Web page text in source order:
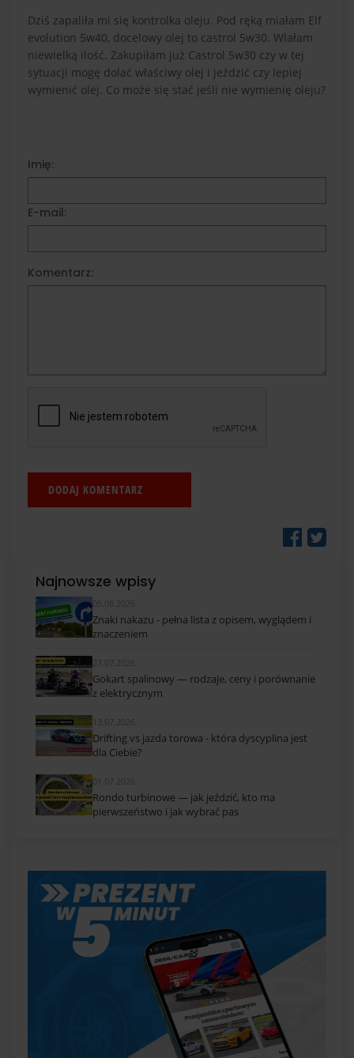
Dziś zapaliła mi się kontrolka oleju. Pod ręką miałam Elf
evolution 5w40, docelowy olej to castrol 5w30. Wlałam
niewielką ilość. Zakupiłam już Castrol 5w30 czy w tej
sytuacji mogę dolać właściwy olej i jeździć czy lepiej
wymienić olej. Co może się stać jeśli nie wymienię oleju?
Imię:
E-mail:
Komentarz:
Najnowsze wpisy
05.08.2026
Znaki nakazu - pełna lista z opisem, wyglądem i
znaczeniem
27.07.2026
Gokart spalinowy — rodzaje, ceny i porównanie
z elektrycznym
13.07.2026
Drifting vs jazda torowa - która dyscyplina jest
dla Ciebie?
01.07.2026
Rondo turbinowe — jak jeździć, kto ma
pierwszeństwo i jak wybrać pas